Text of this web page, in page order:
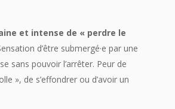
et intense de « perdre le
d’être submergé·e par une
sans pouvoir l’arrêter. Peur de
», de s’effondrer ou d’avoir un